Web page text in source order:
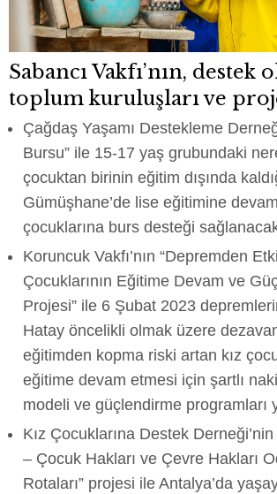
Sabancı Vakfı’nın, destek
toplum kuruluşları ve
Çağdaş Yaşamı Destekleme
Bursu” ile 15-17 yaş grubundaki
çocuktan birinin eğitim dışında
Gümüşhane’de lise eğitimine
çocuklarına burs desteği
Koruncuk Vakfı’nın “Depremden
Çocuklarının Eğitime Devam ve
Projesi” ile 6 Şubat 2023
Hatay öncelikli olmak üzere
eğitimden kopma riski artan kız
eğitime devam etmesi için şartlı
modeli ve güçlendirme programları
Kız Çocuklarına Destek
– Çocuk Hakları ve Çevre Hakları
Rotaları” projesi ile Antalya’da